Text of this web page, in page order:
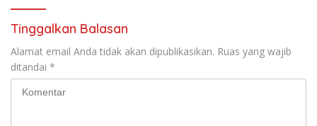
Tinggalkan Balasan
Alamat email Anda tidak akan dipublikasikan. Ruas yang wajib
ditandai *